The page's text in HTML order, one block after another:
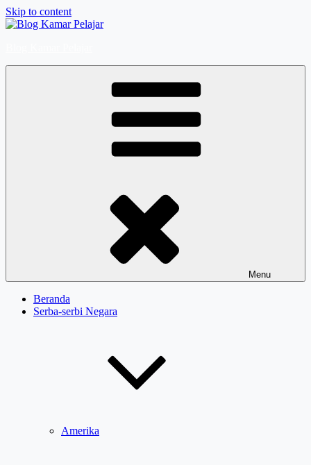
Skip to content
Menu
Beranda
Serba-serbi Negara
Amerika